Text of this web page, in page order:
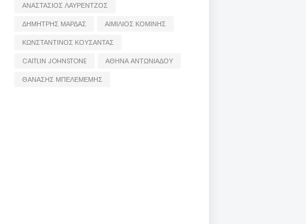
ΑΝΑΣΤΑΣΙΟΣ ΛΑΥΡΕΝΤΖΟΣ
ΔΗΜΗΤΡΗΣ ΜΑΡΔΑΣ
ΑΙΜΙΛΙΟΣ ΚΟΜΙΝΗΣ
ΚΩΝΣΤΑΝΤΙΝΟΣ ΚΟΥΣΑΝΤΑΣ
CAITLIN JOHNSTONE
ΑΘΗΝΑ ΑΝΤΩΝΙΑΔΟΥ
ΘΑΝΑΣΗΣ ΜΠΕΛΕΜΕΜΗΣ